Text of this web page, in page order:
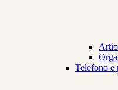
Telefono e